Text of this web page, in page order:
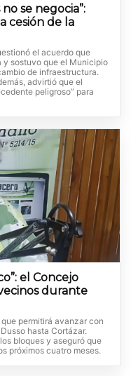
se negocia”:
cesión de la
el acuerdo que
y sostuvo que el Municipio
de infraestructura.
advirtió que el
peligroso” para
el Concejo
durante
permitirá avanzar con
hasta Cortázar.
bloques y aseguró que
próximos cuatro meses.